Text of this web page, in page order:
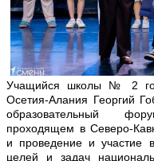
Учащийся школы № 2
Осетия-Алания Георгий
образовательный
проходящем в Северо-
и проведение и участие
целей и задач